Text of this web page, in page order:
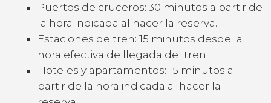
Puertos de cruceros: 30 minutos a partir de
la hora indicada al hacer la reserva.
Estaciones de tren: 15 minutos desde la
hora efectiva de llegada del tren.
Hoteles y apartamentos: 15 minutos a
partir de la hora indicada al hacer la